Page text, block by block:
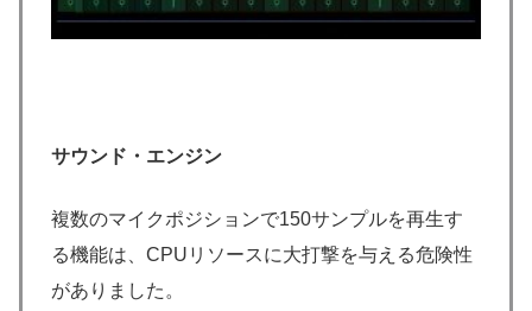
サウンド・エンジン
複数のマイクポジションで150サンプルを再生す
る機能は、CPUリソースに大打撃を与える危険性
がありました。